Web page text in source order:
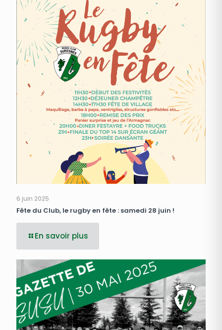
6 juin 2025
Fête du Club, le rugby en fête : samedi 28 juin !
En savoir plus